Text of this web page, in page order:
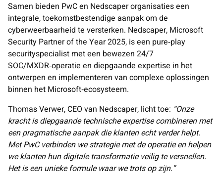
Samen bieden PwC en Nedscaper organisaties een
integrale, toekomstbestendige aanpak om de
cyberweerbaarheid te versterken. Nedscaper, Microsoft
Security Partner of the Year 2025, is een pure‑play
securityspecialist met een bewezen 24/7
SOC/MXDR‑operatie en diepgaande expertise in het
ontwerpen en implementeren van complexe oplossingen
binnen het Microsoft‑ecosysteem.
Thomas Verwer, CEO van Nedscaper, licht toe: “Onze
kracht is diepgaande technische expertise combineren met
een pragmatische aanpak die klanten echt verder helpt.
Met PwC verbinden we strategie met de operatie en helpen
we klanten hun digitale transformatie veilig te versnellen.
Het is een unieke formule waar we trots op zijn.”